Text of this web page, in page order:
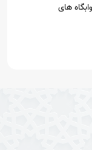
های